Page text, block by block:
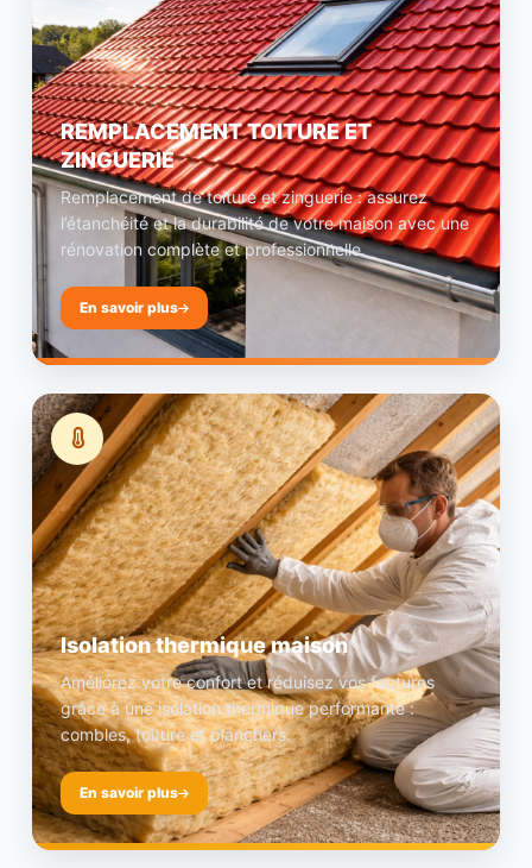
REMPLACEMENT TOITURE ET
ZINGUERIE
Remplacement de toiture et zinguerie : assurez
l’étanchéité et la durabilité de votre maison avec une
rénovation complète et professionnelle.
En savoir plus
Isolation thermique maison
Améliorez votre confort et réduisez vos factures
grâce à une isolation thermique performante :
combles, toiture et planchers.
En savoir plus